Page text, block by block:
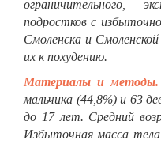
ограничительного,
подростков с
Смоленска и
их к похудению.
Материалы и методы.
мальчика (44,8%) и 63
до 17 лет. Средний
Избыточная масса